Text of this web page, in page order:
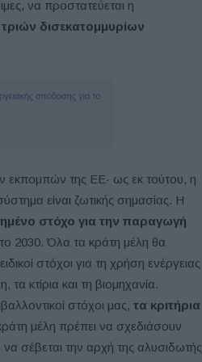
να προστατεύεται η
δισεκατομμυρίων
εκπομπών της ΕΕ· ως εκ τούτου, η
είναι ζωτικής σημασίας. Η
στόχο για την παραγωγή
2030. Όλα τα κράτη μέλη θα
στόχοι για τη χρήση ενέργειας
κτίρια και τη βιομηχανία.
στόχοι μας, τα κριτήρια
μέλη πρέπει να σχεδιάσουν
σέβεται την αρχή της αλυσιδωτής